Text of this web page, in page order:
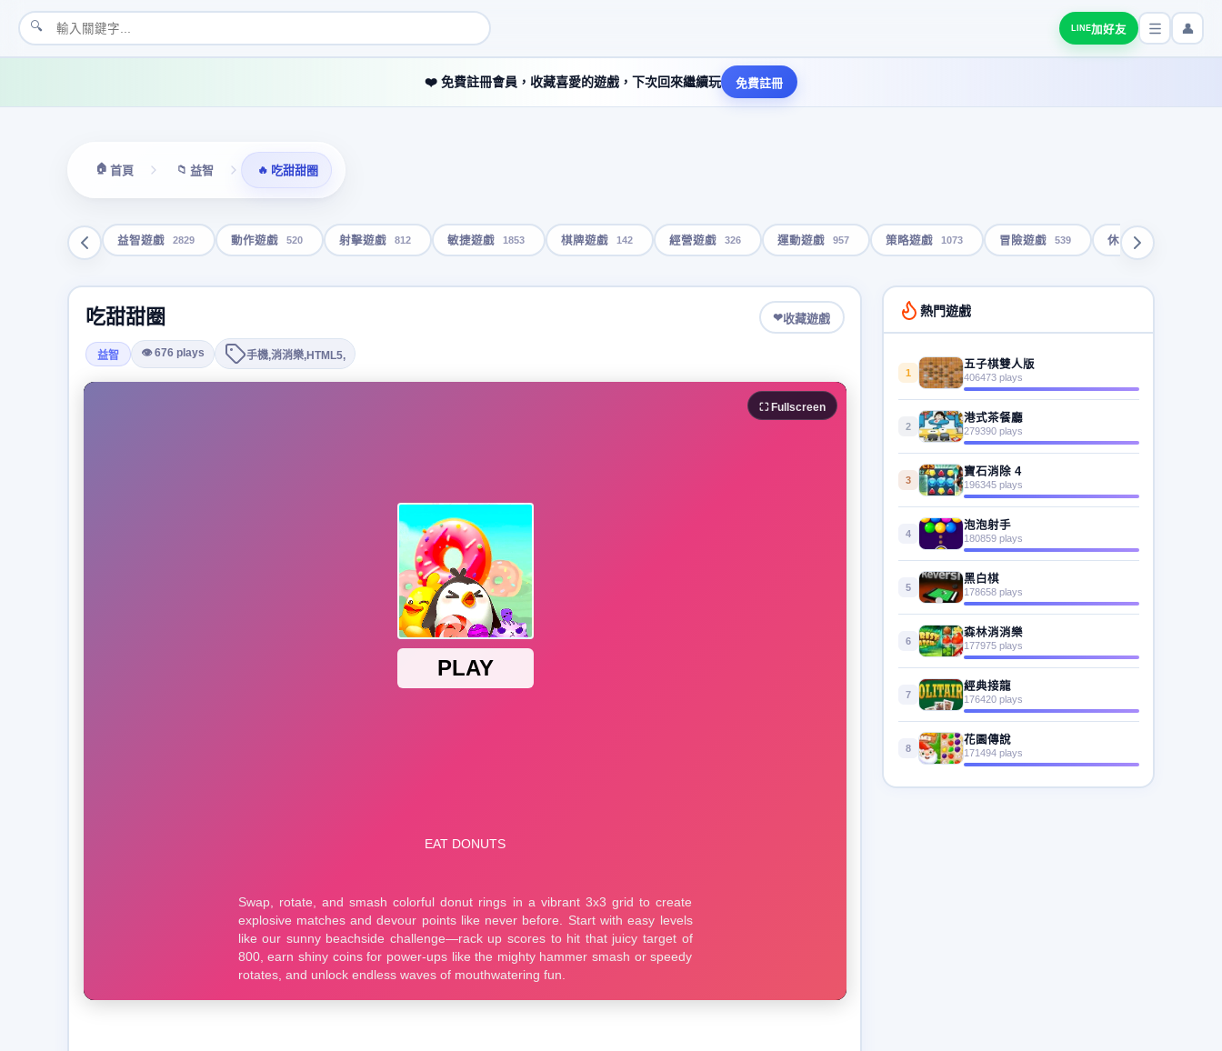
🔍 LINE加好友 👤
❤️ 免費註冊會員，收藏喜愛的遊戲，下次回來繼續玩 免費註冊
🏠 首頁 📁 益智 🔥 吃甜甜圈
益智遊戲 2829 動作遊戲 520 射擊遊戲 812 敏捷遊戲 1853 棋牌遊戲 142 經營遊戲 326 運動遊戲 957 策略遊戲 1073 冒險遊戲 539 休閒遊戲
吃甜甜圈 ❤收藏遊戲
益智 👁 676 plays 手機,消消樂,HTML5,
⛶ Fullscreen
熱門遊戲
1
五子棋雙人版
406473 plays
2
港式茶餐廳
279390 plays
3
寶石消除 4
196345 plays
4
泡泡射手
180859 plays
5
黑白棋
178658 plays
6
森林消消樂
177975 plays
7
經典接龍
176420 plays
8
花園傳說
171494 plays